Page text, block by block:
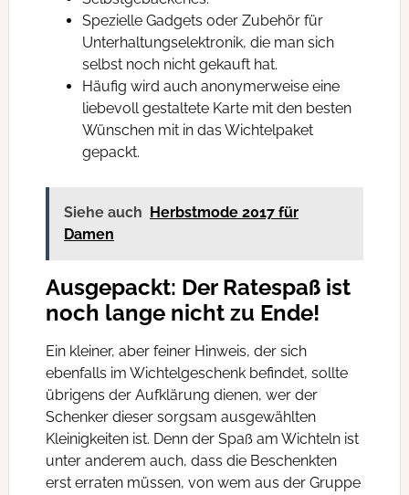
Spezielle Gadgets oder Zubehör für
Unterhaltungselektronik, die man sich
selbst noch nicht gekauft hat.
Häufig wird auch anonymerweise eine
liebevoll gestaltete Karte mit den besten
Wünschen mit in das Wichtelpaket
gepackt.
Siehe auch Herbstmode 2017 für
Damen
Ausgepackt: Der Ratespaß ist
noch lange nicht zu Ende!
Ein kleiner, aber feiner Hinweis, der sich
ebenfalls im Wichtelgeschenk befindet, sollte
übrigens der Aufklärung dienen, wer der
Schenker dieser sorgsam ausgewählten
Kleinigkeiten ist. Denn der Spaß am Wichteln ist
unter anderem auch, dass die Beschenkten
erst erraten müssen, von wem aus der Gruppe